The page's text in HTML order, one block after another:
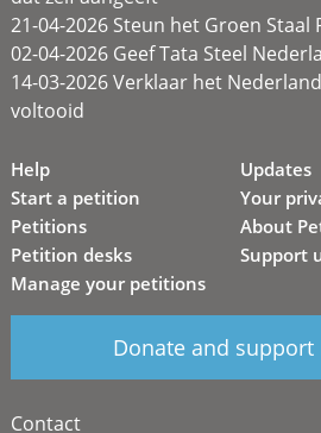
21-04-2026 Steun het Groen Staal
02-04-2026 Geef Tata Steel
14-03-2026 Verklaar het
voltooid
Help
Start a petition
Petitions
Petition desks
Manage your petitions
Updates
Your
About
Support
Donate and support
Contact